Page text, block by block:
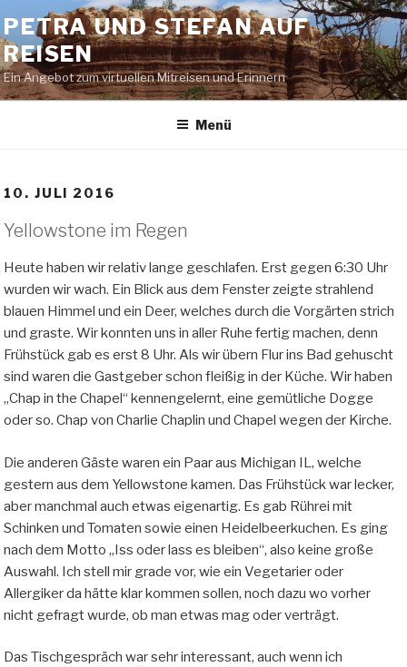
Inhalt
springen
PETRA UND STEFAN AUF
REISEN
Ein Angebot zum virtuellen Mitreisen und Erinnern
Menü
10. JULI 2016
Yellowstone im Regen
Heute haben wir relativ lange geschlafen. Erst gegen 6:30 Uhr
wurden wir wach. Ein Blick aus dem Fenster zeigte strahlend
blauen Himmel und ein Deer, welches durch die Vorgärten strich
und graste. Wir konnten uns in aller Ruhe fertig machen, denn
Frühstück gab es erst 8 Uhr. Als wir übern Flur ins Bad gehuscht
sind waren die Gastgeber schon fleißig in der Küche. Wir haben
„Chap in the Chapel“ kennengelernt, eine gemütliche Dogge
oder so. Chap von Charlie Chaplin und Chapel wegen der Kirche.
Die anderen Gäste waren ein Paar aus Michigan IL, welche
gestern aus dem Yellowstone kamen. Das Frühstück war lecker,
aber manchmal auch etwas eigenartig. Es gab Rührei mit
Schinken und Tomaten sowie einen Heidelbeerkuchen. Es ging
nach dem Motto „Iss oder lass es bleiben“, also keine große
Auswahl. Ich stell mir grade vor, wie ein Vegetarier oder
Allergiker da hätte klar kommen sollen, noch dazu wo vorher
nicht gefragt wurde, ob man etwas mag oder verträgt.
Das Tischgespräch war sehr interessant, auch wenn ich